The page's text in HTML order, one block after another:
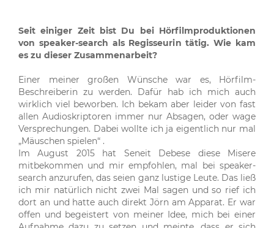
Seit einiger Zeit bist Du bei Hörfilmproduktionen
von speaker-search als Regisseurin tätig. Wie kam
es zu dieser Zusammenarbeit?
Einer meiner großen Wünsche war es, Hörfilm-
Beschreiberin zu werden. Dafür hab ich mich auch
wirklich viel beworben. Ich bekam aber leider von fast
allen Audioskriptoren immer nur Absagen, oder wage
Versprechungen. Dabei wollte ich ja eigentlich nur mal
„Mäuschen spielen“ .
Im August 2015 hat Seneit Debese diese Misere
mitbekommen und mir empfohlen, mal bei speaker-
search anzurufen, das seien ganz lustige Leute. Das ließ
ich mir natürlich nicht zwei Mal sagen und so rief ich
dort an und hatte auch direkt Jörn am Apparat. Er war
offen und begeistert von meiner Idee, mich bei einer